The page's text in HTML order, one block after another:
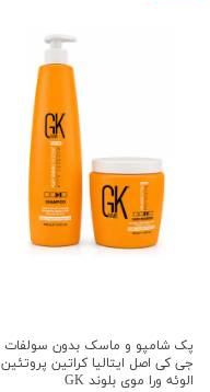
پک شامپو و ماسک بدون سولفات
جی کی اصل ایتالیا کراتین پروتئین
الوئه ورا موی بلوند GK